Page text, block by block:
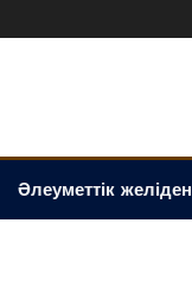
Әлеуметтік желіден